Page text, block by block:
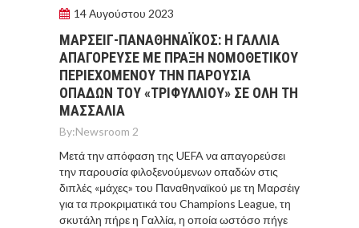
14 Αυγούστου 2023
ΜΑΡΣΕΙΓ-ΠΑΝΑΘΗΝΑΪΚΟΣ: Η ΓΑΛΛΙΑ
ΑΠΑΓΟΡΕΥΣΕ ΜΕ ΠΡΑΞΗ ΝΟΜΟΘΕΤΙΚΟΥ
ΠΕΡΙΕΧΟΜΕΝΟΥ ΤΗΝ ΠΑΡΟΥΣΙΑ
ΟΠΑΔΩΝ ΤΟΥ «ΤΡΙΦΥΛΛΙΟΥ» ΣΕ ΟΛΗ ΤΗ
ΜΑΣΣΑΛΙΑ
By:Newsroom 2
Mετά την απόφαση της UEFA να απαγορεύσει
την παρουσία φιλοξενούμενων οπαδών στις
διπλές «μάχες» του Παναθηναϊκού με τη Μαρσέιγ
για τα προκριματικά του Champions League, τη
σκυτάλη πήρε η Γαλλία, η οποία ωστόσο πήγε